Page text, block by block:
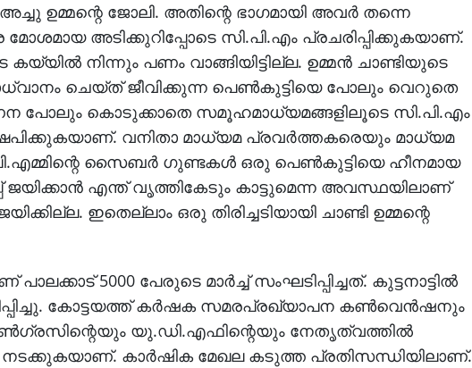
ഉമ്മന്റെ ജോലി. അതിന്റെ ഭാഗമായി അവര്‍ തന്നെ
അടിക്കുറിപ്പോടെ സി.പി.എം പ്രചരിപ്പിക്കുകയാണ്.
നിന്നും പണം വാങ്ങിയിട്ടില്ല. ഉമ്മന്‍ ചാണ്ടിയുടെ
ചെയ്ത് ജീവിക്കുന്ന പെണ്‍കുട്ടിയെ പോലും വെറുതെ
പോലും കൊടുക്കാതെ സമൂഹമാധ്യമങ്ങളിലൂടെ സി.പി.എം
വനിതാ മാധ്യമ പ്രവര്‍ത്തകരെയും മാധ്യമ
സൈബര്‍ ഗുണ്ടകള്‍ ഒരു പെണ്‍കുട്ടിയെ ഹീനമായ
എന്ത് വൃത്തികേടും കാട്ടുമെന്ന അവസ്ഥയിലാണ്
ഇതെല്ലാം ഒരു തിരിച്ചടിയായി ചാണ്ടി ഉമ്മന്റെ
5000 പേരുടെ മാര്‍ച്ച് സംഘടിപ്പിച്ചത്. കുട്ടനാട്ടില്‍
കോട്ടയത്ത് കര്‍ഷക സമരപ്രഖ്യാപന കണ്‍വെന്‍ഷനും
യു.ഡി.എഫിന്റെയും നേതൃത്വത്തില്‍
കാര്‍ഷിക മേഖല കടുത്ത പ്രതിസന്ധിയിലാണ്.